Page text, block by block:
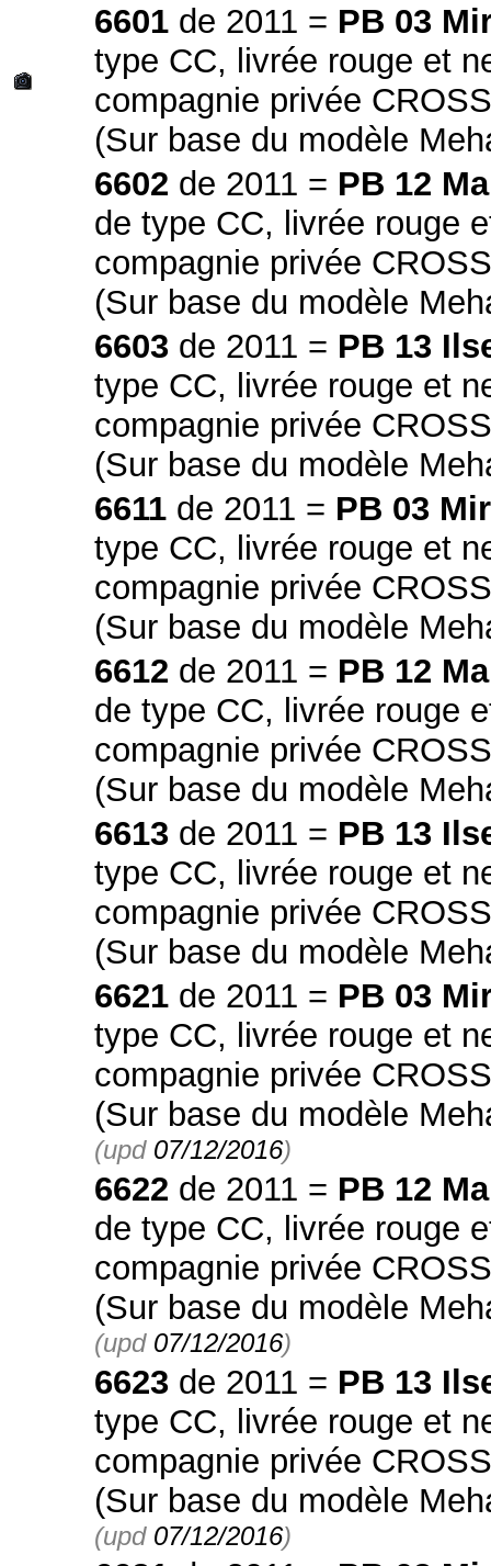
6601 de 2011 = PB 03
type CC, livrée rouge et
compagnie privée
(Sur base du modèle
6602 de 2011 = PB 12
de type CC, livrée rouge
compagnie privée
(Sur base du modèle
6603 de 2011 = PB 13
type CC, livrée rouge et
compagnie privée
(Sur base du modèle
6611 de 2011 = PB 03
type CC, livrée rouge et
compagnie privée
(Sur base du modèle
6612 de 2011 = PB 12
de type CC, livrée rouge
compagnie privée
(Sur base du modèle
6613 de 2011 = PB 13
type CC, livrée rouge et
compagnie privée
(Sur base du modèle
6621 de 2011 = PB 03
type CC, livrée rouge et
compagnie privée
(Sur base du modèle
(upd 07/12/2016)
6622 de 2011 = PB 12
de type CC, livrée rouge
compagnie privée
(Sur base du modèle
(upd 07/12/2016)
6623 de 2011 = PB 13
type CC, livrée rouge et
compagnie privée
(Sur base du modèle
(upd 07/12/2016)